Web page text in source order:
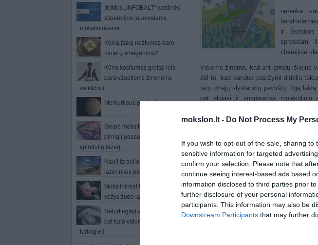
mokslon.lt - Do Not Process My
If you wish to opt-out of the sale, sharing
sensitive information for targeted
confirm your selection. Please note that
continue seeing interest-based ads based
information disclosed to third parties prior
further disclosure of your personal
participants. This information may also be
Downstream Participants that may further
Įteiktos „INFOBALT“ vardinės
stipendijos jauniesiems
mokslininkams
Kokią įtaką nėštumas daro
moterų smegenims?
Kūno kostiumas greitai leis
paralyžuotiems žmonėms
vaikščioti
Merkurijaus paslaptys
Grupė mokslininkų išbandė
pirmąjį pasaulyje rentgeno
spindulių lazerį
Nauji Izraelio tankai – su
lazeriniais pabūklais?
Mokslininkai išsiaiškino kaip
vėžys žudo ląsteles
Neturtingieji vertina santuoką taip
pat kaip vidurinioji klasė ir
turtingieji
netenka
ir Švedijos
spręsdami
chemijoje
Visiems žinoma, kad ant grindų išliejus
dėl to, kad vanduo pasižymi dideliu
tarp dviejų slystančių paviršių. Ilgą
pat elgiasi ir suspaustas molekulinio
sąnariuose ar moderniuose
„Tirti mechanines savybes vandens,
storio sluoksnio tarp atomiškai lygaus
mikrosferos), taikėme ypatingai jautrų
mikroskopija. Jis leidžia išmatuoti
išlaikant tiksliai kontroliuojamą
kuriant šį metodą dirbdamas
pasakoja pirmasis straipsnio autorius dr.